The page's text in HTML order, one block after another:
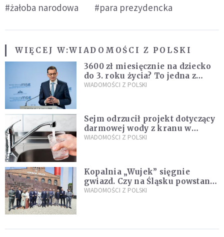
#żałoba narodowa #para prezydencka
WIĘCEJ W:WIADOMOŚCI Z POLSKI
3600 zł miesięcznie na dziecko
do 3. roku życia? To jedna z
propozycji programu "Rozwój
WIADOMOŚCI Z POLSKI
Sejm odrzucił projekt dotyczący
darmowej wody z kranu w
restauracjach
WIADOMOŚCI Z POLSKI
Kopalnia „Wujek” sięgnie
gwiazd. Czy na Śląsku powstanie
„Dolina Krzemowa”?
WIADOMOŚCI Z POLSKI